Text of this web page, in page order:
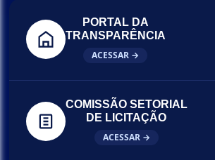
PORTAL DA
TRANSPARÊNCIA
ACESSAR →
COMISSÃO SETORIAL
DE LICITAÇÃO
ACESSAR →